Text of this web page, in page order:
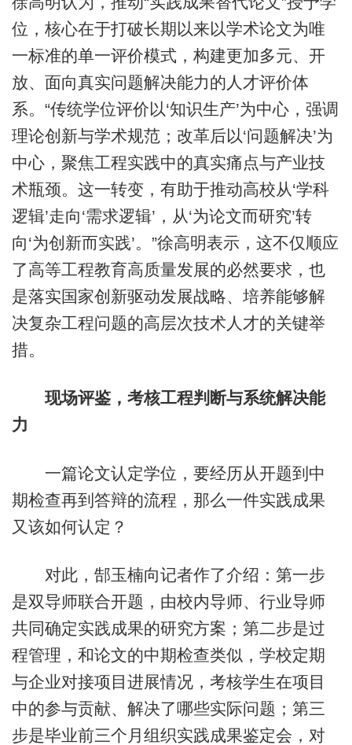
位，核心在于打破长期以来以学术论文为唯
一标准的单一评价模式，构建更加多元、开
放、面向真实问题解决能力的人才评价体
系。“传统学位评价以‘知识生产’为中心，强调
理论创新与学术规范；改革后以‘问题解决’为
中心，聚焦工程实践中的真实痛点与产业技
术瓶颈。这一转变，有助于推动高校从‘学科
逻辑’走向‘需求逻辑’，从‘为论文而研究’转
向‘为创新而实践’。”徐高明表示，这不仅顺应
了高等工程教育高质量发展的必然要求，也
是落实国家创新驱动发展战略、培养能够解
决复杂工程问题的高层次技术人才的关键举
措。
现场评鉴，考核工程判断与系统解决能
力
一篇论文认定学位，要经历从开题到中
期检查再到答辩的流程，那么一件实践成果
又该如何认定？
对此，郜玉楠向记者作了介绍：第一步
是双导师联合开题，由校内导师、行业导师
共同确定实践成果的研究方案；第二步是过
程管理，和论文的中期检查类似，学校定期
与企业对接项目进展情况，考核学生在项目
中的参与贡献、解决了哪些实际问题；第三
步是毕业前三个月组织实践成果鉴定会，对